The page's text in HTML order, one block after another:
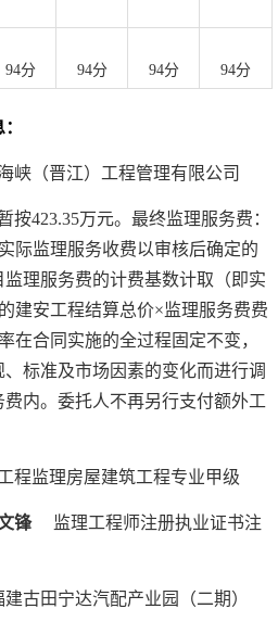
94分 94分 94分 94分
：
峡（晋江）工程管理有限公司
按423.35万元。最终监理服务费：
际监理服务收费以审核后确定的
理服务费的计费基数计取（即实
建安工程结算总价×监理服务费费
在合同实施的全过程固定不变，
标准及市场因素的变化而进行调
内。委托人不再另行支付额外工
程监理房屋建筑工程专业甲级
锋
监理工程师注册执业证书注
建古田宁达汽配产业园（二期）